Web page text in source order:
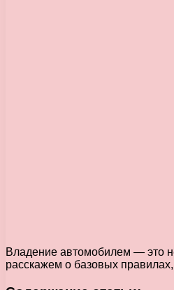
Владение автомобилем — это
расскажем о базовых